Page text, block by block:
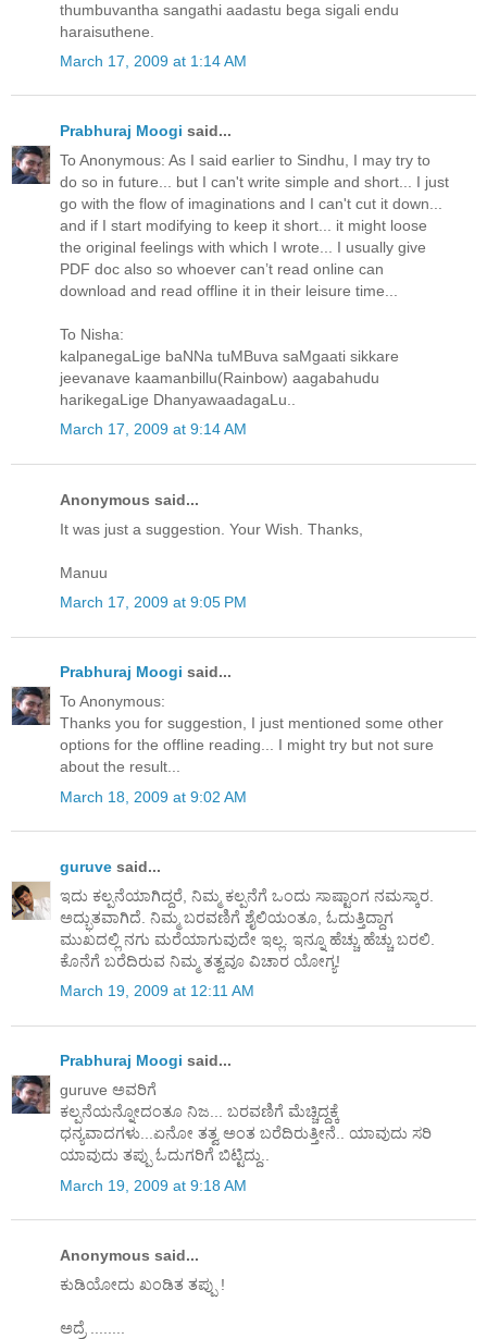
thumbuvantha sangathi aadastu bega sigali endu
haraisuthene.
March 17, 2009 at 1:14 AM
Prabhuraj Moogi said...
To Anonymous: As I said earlier to Sindhu, I may try to
do so in future... but I can't write simple and short... I just
go with the flow of imaginations and I can't cut it down...
and if I start modifying to keep it short... it might loose
the original feelings with which I wrote... I usually give
PDF doc also so whoever can’t read online can
download and read offline it in their leisure time...
To Nisha:
kalpanegaLige baNNa tuMBuva saMgaati sikkare
jeevanave kaamanbillu(Rainbow) aagabahudu
harikegaLige DhanyawaadagaLu..
March 17, 2009 at 9:14 AM
Anonymous said...
It was just a suggestion. Your Wish. Thanks,
Manuu
March 17, 2009 at 9:05 PM
Prabhuraj Moogi said...
To Anonymous:
Thanks you for suggestion, I just mentioned some other
options for the offline reading... I might try but not sure
about the result...
March 18, 2009 at 9:02 AM
guruve said...
ಇದು ಕಲ್ಪನೆಯಾಗಿದ್ದರೆ, ನಿಮ್ಮ ಕಲ್ಪನೆಗೆ ಒಂದು ಸಾಷ್ಟಾಂಗ ನಮಸ್ಕಾರ.
ಅದ್ಭುತವಾಗಿದೆ. ನಿಮ್ಮ ಬರವಣಿಗೆ ಶೈಲಿಯಂತೂ, ಓದುತ್ತಿದ್ದಾಗ
ಮುಖದಲ್ಲಿ ನಗು ಮರೆಯಾಗುವುದೇ ಇಲ್ಲ. ಇನ್ನೂ ಹೆಚ್ಚು ಹೆಚ್ಚು ಬರಲಿ.
ಕೊನೆಗೆ ಬರೆದಿರುವ ನಿಮ್ಮ ತತ್ವವೂ ವಿಚಾರ ಯೋಗ್ಯ!
March 19, 2009 at 12:11 AM
Prabhuraj Moogi said...
guruve ಅವರಿಗೆ
ಕಲ್ಪನೆಯನ್ನೋದಂತೂ ನಿಜ... ಬರವಣಿಗೆ ಮೆಚ್ಚಿದ್ದಕ್ಕೆ
ಧನ್ಯವಾದಗಳು...ಏನೋ ತತ್ವ ಅಂತ ಬರೆದಿರುತ್ತೀನೆ.. ಯಾವುದು ಸರಿ
ಯಾವುದು ತಪ್ಪು ಓದುಗರಿಗೆ ಬಿಟ್ಟಿದ್ದು..
March 19, 2009 at 9:18 AM
Anonymous said...
ಕುಡಿಯೋದು ಖಂಡಿತ ತಪ್ಪು !
ಅದ್ರೆ ........